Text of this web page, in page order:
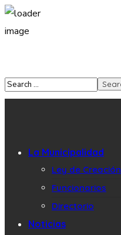
La Municipalidad
Ley de Creación
Funcionarios
Directorio
Noticias